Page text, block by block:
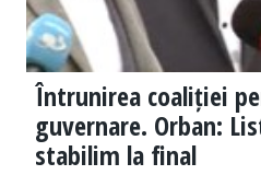
Întrunirea coaliției
guvernare. Orban:
stabilim la final